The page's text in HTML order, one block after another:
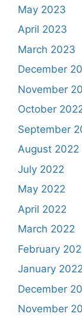
May 2023
April 2023
March 2023
December
November
October
September
August 2022
July 2022
May 2022
April 2022
March 2022
February
January 2022
December
November